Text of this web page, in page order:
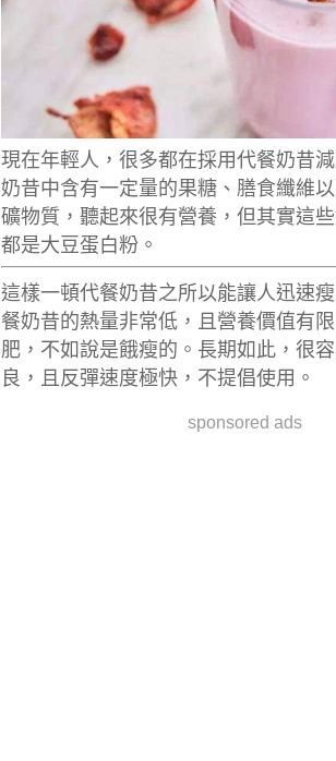
現在年輕人，很多都在採用代餐奶昔
奶昔中含有一定量的果糖、膳食纖維
礦物質，聽起來很有營養，但其實這
都是大豆蛋白粉。
這樣一頓代餐奶昔之所以能讓人迅速
餐奶昔的熱量非常低，且營養價值有
肥，不如說是餓瘦的。長期如此，很
良，且反彈速度極快，不提倡使用。
sponsored ads